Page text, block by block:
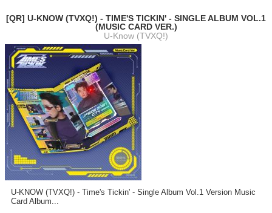
[QR] U-KNOW (TVXQ!) - TIME'S TICKIN' - SINGLE ALBUM VOL.1
(MUSIC CARD VER.)
U-Know (TVXQ!)
U-KNOW (TVXQ!) - Time's Tickin' - Single Album Vol.1 Version Music
Card Album...